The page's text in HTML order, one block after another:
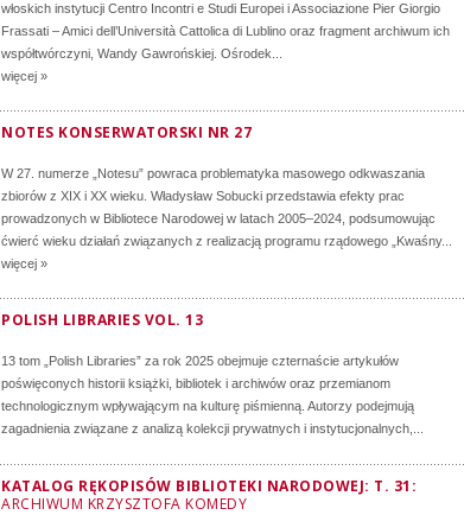
włoskich instytucji Centro Incontri e Studi Europei i Associazione Pier Giorgio
Frassati – Amici dell’Università Cattolica di Lublino oraz fragment archiwum ich
współtwórczyni, Wandy Gawrońskiej. Ośrodek...
więcej »
NOTES KONSERWATORSKI NR 27
W 27. numerze „Notesu” powraca problematyka masowego odkwaszania
zbiorów z XIX i XX wieku. Władysław Sobucki przedstawia efekty prac
prowadzonych w Bibliotece Narodowej w latach 2005–2024, podsumowując
ćwierć wieku działań związanych z realizacją programu rządowego „Kwaśny...
więcej »
POLISH LIBRARIES VOL. 13
13 tom „Polish Libraries” za rok 2025 obejmuje czternaście artykułów
poświęconych historii książki, bibliotek i archiwów oraz przemianom
technologicznym wpływającym na kulturę piśmienną. Autorzy podejmują
zagadnienia związane z analizą kolekcji prywatnych i instytucjonalnych,...
KATALOG RĘKOPISÓW BIBLIOTEKI NARODOWEJ: T. 31:
ARCHIWUM KRZYSZTOFA KOMEDY